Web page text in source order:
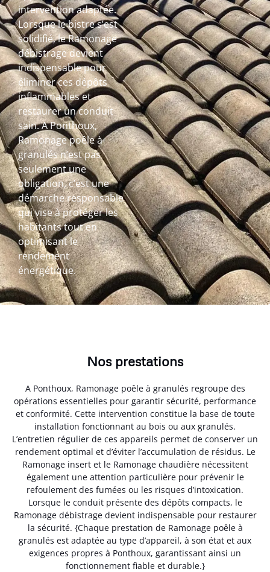
intervention adaptée.
Lorsque le bistre s’est
solidifié, le Ramonage
débistrage devient
indispensable pour
éliminer ces dépôts
inflammables et
restaurer un conduit
sain. A Ponthoux,
Ramonage poêle à
granulés n’est pas
seulement une
obligation, c’est une
démarche responsable
qui vise à protéger les
habitants tout en
optimisant le
rendement
énergétique.
Nos prestations
A Ponthoux, Ramonage poêle à granulés regroupe des
opérations essentielles pour garantir sécurité, performance
et conformité. Cette intervention constitue la base de toute
installation fonctionnant au bois ou aux granulés.
L’entretien régulier de ces appareils permet de conserver un
rendement optimal et d’éviter l’accumulation de résidus. Le
Ramonage insert et le Ramonage chaudière nécessitent
également une attention particulière pour prévenir le
refoulement des fumées ou les risques d’intoxication.
Lorsque le conduit présente des dépôts compacts, le
Ramonage débistrage devient indispensable pour restaurer
la sécurité. {Chaque prestation de Ramonage poêle à
granulés est adaptée au type d’appareil, à son état et aux
exigences propres à Ponthoux, garantissant ainsi un
fonctionnement fiable et durable.}